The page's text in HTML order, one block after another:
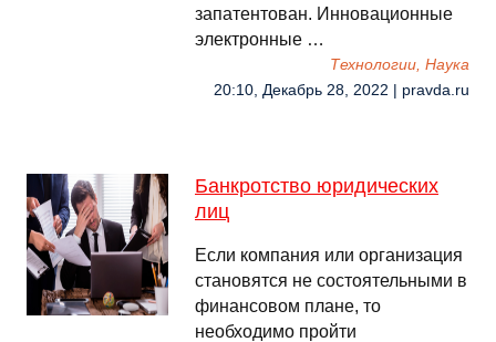
запатентован. Инновационные
электронные …
Технологии, Наука
20:10, Декабрь 28, 2022 | pravda.ru
Банкротство юридических
лиц
Если компания или организация
становятся не состоятельными в
финансовом плане, то
необходимо пройти